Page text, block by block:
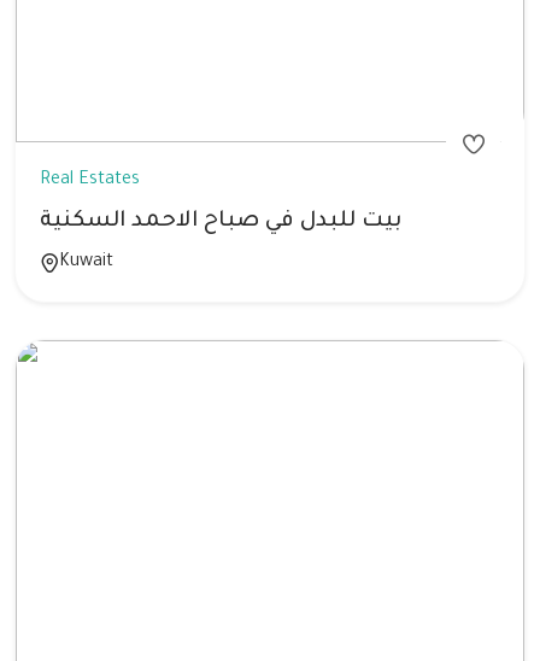
Real Estates
بيت للبدل في صباح الاحمد السكنية
Kuwait